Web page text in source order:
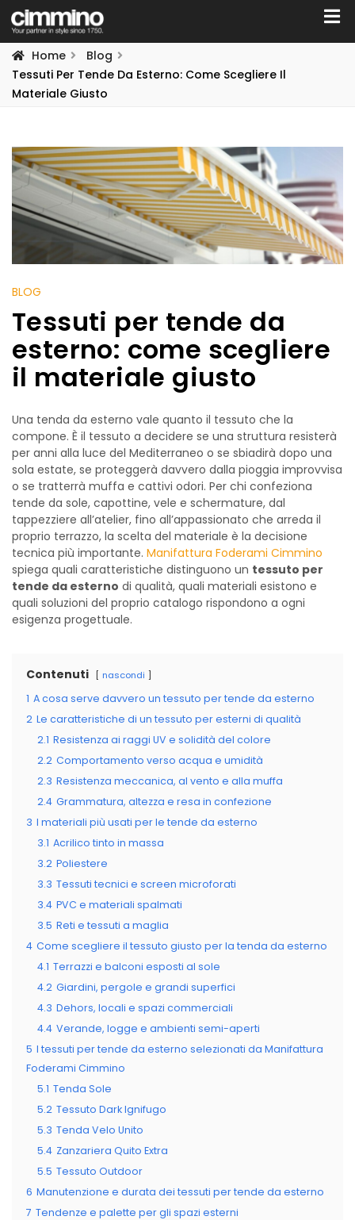
Home
Blog
Tessuti Per Tende Da Esterno: Come Scegliere Il
Materiale Giusto
BLOG
Tessuti per tende da
esterno: come scegliere
il materiale giusto
Una tenda da esterno vale quanto il tessuto che la
compone. È il tessuto a decidere se una struttura resisterà
per anni alla luce del Mediterraneo o se sbiadirà dopo una
sola estate, se proteggerà davvero dalla pioggia improvvisa
o se tratterrà muffa e cattivi odori. Per chi confeziona
tende da sole, capottine, vele e schermature, dal
tappezziere all’atelier, fino all’appassionato che arreda il
proprio terrazzo, la scelta del materiale è la decisione
tecnica più importante. Manifattura Foderami Cimmino
spiega quali caratteristiche distinguono un tessuto per
tende da esterno di qualità, quali materiali esistono e
quali soluzioni del proprio catalogo rispondono a ogni
esigenza progettuale.
Contenuti nascondi
1 A cosa serve davvero un tessuto per tende da esterno
2 Le caratteristiche di un tessuto per esterni di qualità
2.1 Resistenza ai raggi UV e solidità del colore
2.2 Comportamento verso acqua e umidità
2.3 Resistenza meccanica, al vento e alla muffa
2.4 Grammatura, altezza e resa in confezione
3 I materiali più usati per le tende da esterno
3.1 Acrilico tinto in massa
3.2 Poliestere
3.3 Tessuti tecnici e screen microforati
3.4 PVC e materiali spalmati
3.5 Reti e tessuti a maglia
4 Come scegliere il tessuto giusto per la tenda da esterno
4.1 Terrazzi e balconi esposti al sole
4.2 Giardini, pergole e grandi superfici
4.3 Dehors, locali e spazi commerciali
4.4 Verande, logge e ambienti semi-aperti
5 I tessuti per tende da esterno selezionati da Manifattura
Foderami Cimmino
5.1 Tenda Sole
5.2 Tessuto Dark Ignifugo
5.3 Tenda Velo Unito
5.4 Zanzariera Quito Extra
5.5 Tessuto Outdoor
6 Manutenzione e durata dei tessuti per tende da esterno
7 Tendenze e palette per gli spazi esterni